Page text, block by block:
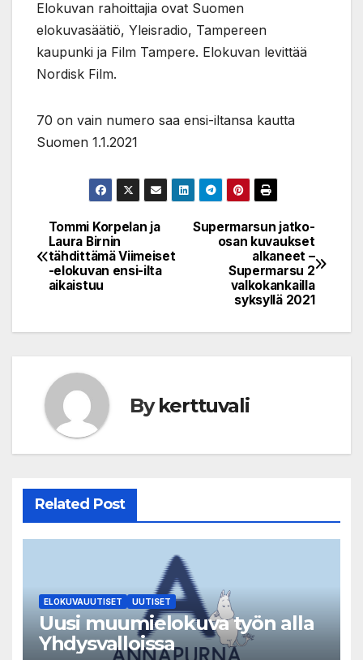
Elokuvan rahoittajia ovat Suomen
elokuvasäätiö, Yleisradio, Tampereen
kaupunki ja Film Tampere. Elokuvan levittää
Nordisk Film.
70 on vain numero saa ensi-iltansa kautta
Suomen 1.1.2021
Post
navigation
Supermarsun jatko-
osan kuvaukset
alkaneet –
Supermarsu 2
valkokankailla
syksyllä 2021
Tommi Korpelan ja
Laura Birnin
tähdittämä Viimeiset
-elokuvan ensi-ilta
aikaistuu
Bykerttuvali
Related Post
ELOKUVAUUTISET UUTISET
Uusi muumielokuva työn alla
Yhdysvalloissa